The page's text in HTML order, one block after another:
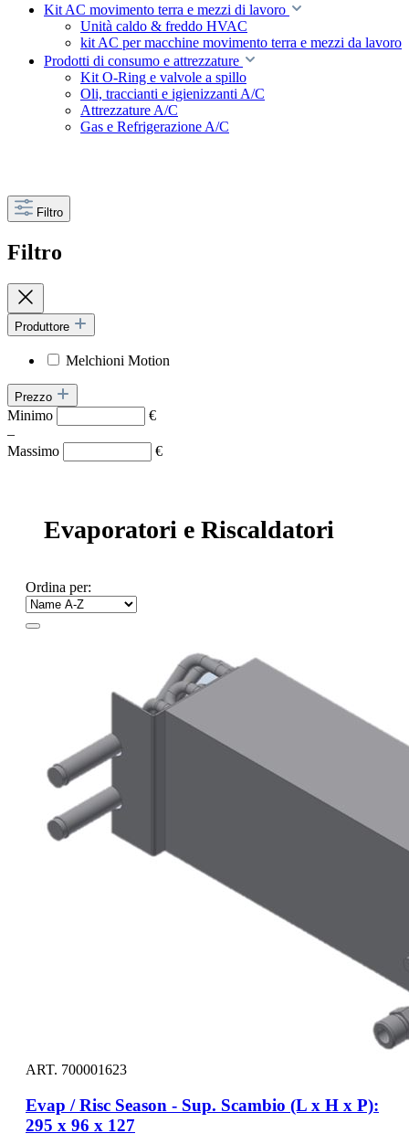
Kit AC movimento terra e mezzi di lavoro
Unità caldo & freddo HVAC
kit AC per macchine movimento terra e mezzi da lavoro
Prodotti di consumo e attrezzature
Kit O-Ring e valvole a spillo
Oli, traccianti e igienizzanti A/C
Attrezzature A/C
Gas e Refrigerazione A/C
Filtro
Filtro
Produttore
Melchioni Motion
Prezzo
Minimo
€
–
Massimo
€
Evaporatori e Riscaldatori
Ordina per:
ART. 700001623
Evap / Risc Season - Sup. Scambio (L x H x P):
295 x 96 x 127